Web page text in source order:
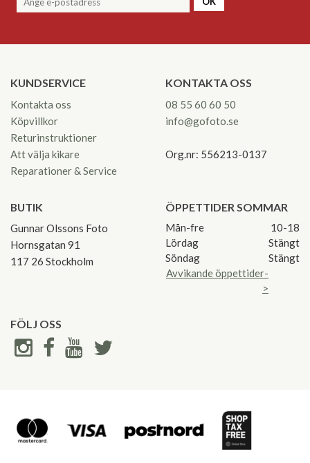
KUNDSERVICE
Kontakta oss
Köpvillkor
Returinstruktioner
Att välja kikare
Reparationer & Service
KONTAKTA OSS
08 55 60 60 50
info@gofoto.se
Org.nr: 556213-0137
BUTIK
Gunnar Olssons Foto
Hornsgatan 91
117 26 Stockholm
ÖPPETTIDER SOMMAR
Mån-fre
10-18
Lördag
Stängt
Söndag
Stängt
Avvikande öppettider-
>
FÖLJ OSS